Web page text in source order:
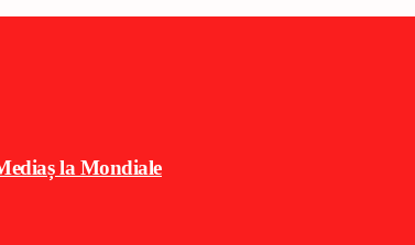
la Mondiale